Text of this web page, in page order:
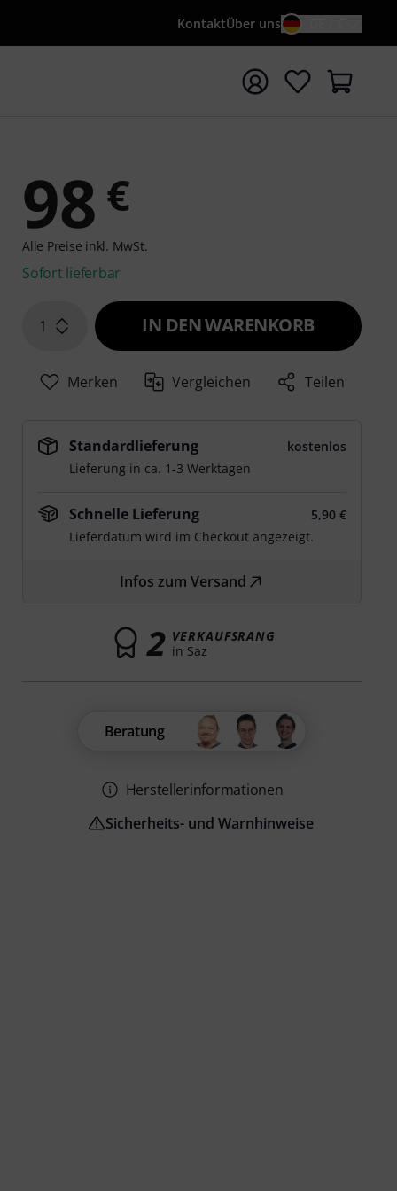
KontaktÜber uns
mit Suchwort {searchTerm} starten
98 €
Alle Preise inkl. MwSt.
Sofort lieferbar
1 IN DEN WARENKORB
Merken Vergleichen Teilen
Standardlieferung
kostenlos
Lieferung in ca. 1-3 Werktagen
Schnelle Lieferung
5,90 €
Lieferdatum wird im Checkout angezeigt.
Infos zum Versand
2 VERKAUFSRANG
in Saz
Beratung
Herstellerinformationen
Sicherheits- und Warnhinweise